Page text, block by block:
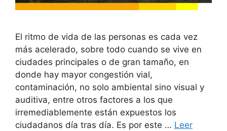
El ritmo de vida de las personas es cada vez
más acelerado, sobre todo cuando se vive en
ciudades principales o de gran tamaño, en
donde hay mayor congestión vial,
contaminación, no solo ambiental sino visual y
auditiva, entre otros factores a los que
irremediablemente están expuestos los
ciudadanos día tras día. Es por este … Leer